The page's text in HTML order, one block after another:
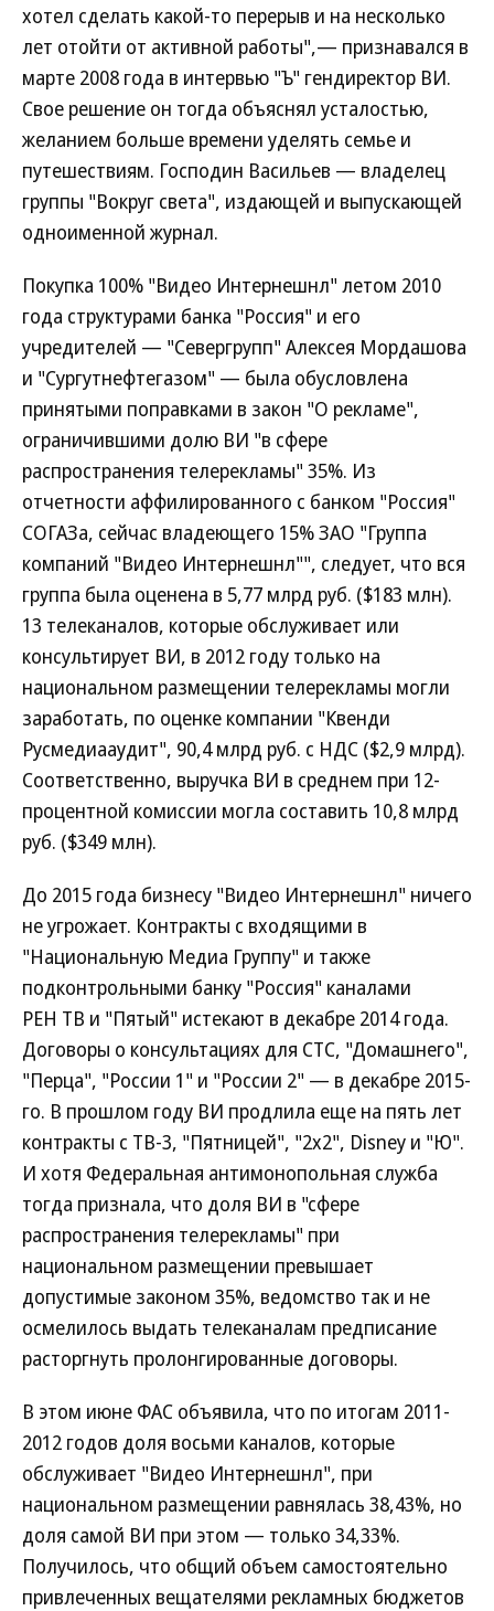
хотел сделать какой-то перерыв и на несколько
лет отойти от активной работы",— признавался в
марте 2008 года в интервью "Ъ" гендиректор ВИ.
Свое решение он тогда объяснял усталостью,
желанием больше времени уделять семье и
путешествиям. Господин Васильев — владелец
группы "Вокруг света", издающей и выпускающей
одноименной журнал.
Покупка 100% "Видео Интернешнл" летом 2010
года структурами банка "Россия" и его
учредителей — "Севергрупп" Алексея Мордашова
и "Сургутнефтегазом" — была обусловлена
принятыми поправками в закон "О рекламе",
ограничившими долю ВИ "в сфере
распространения телерекламы" 35%. Из
отчетности аффилированного с банком "Россия"
СОГАЗа, сейчас владеющего 15% ЗАО "Группа
компаний "Видео Интернешнл"", следует, что вся
группа была оценена в 5,77 млрд руб. ($183 млн).
13 телеканалов, которые обслуживает или
консультирует ВИ, в 2012 году только на
национальном размещении телерекламы могли
заработать, по оценке компании "Квенди
Русмедиааудит", 90,4 млрд руб. с НДС ($2,9 млрд).
Соответственно, выручка ВИ в среднем при 12-
процентной комиссии могла составить 10,8 млрд
руб. ($349 млн).
До 2015 года бизнесу "Видео Интернешнл" ничего
не угрожает. Контракты с входящими в
"Национальную Медиа Группу" и также
подконтрольными банку "Россия" каналами
РЕН ТВ и "Пятый" истекают в декабре 2014 года.
Договоры о консультациях для СТС, "Домашнего",
"Перца", "России 1" и "России 2" — в декабре 2015-
го. В прошлом году ВИ продлила еще на пять лет
контракты с ТВ-3, "Пятницей", "2х2", Disney и "Ю".
И хотя Федеральная антимонопольная служба
тогда признала, что доля ВИ в "сфере
распространения телерекламы" при
национальном размещении превышает
допустимые законом 35%, ведомство так и не
осмелилось выдать телеканалам предписание
расторгнуть пролонгированные договоры.
В этом июне ФАС объявила, что по итогам 2011-
2012 годов доля восьми каналов, которые
обслуживает "Видео Интернешнл", при
национальном размещении равнялась 38,43%, но
доля самой ВИ при этом — только 34,33%.
Получилось, что общий объем самостоятельно
привлеченных вещателями рекламных бюджетов